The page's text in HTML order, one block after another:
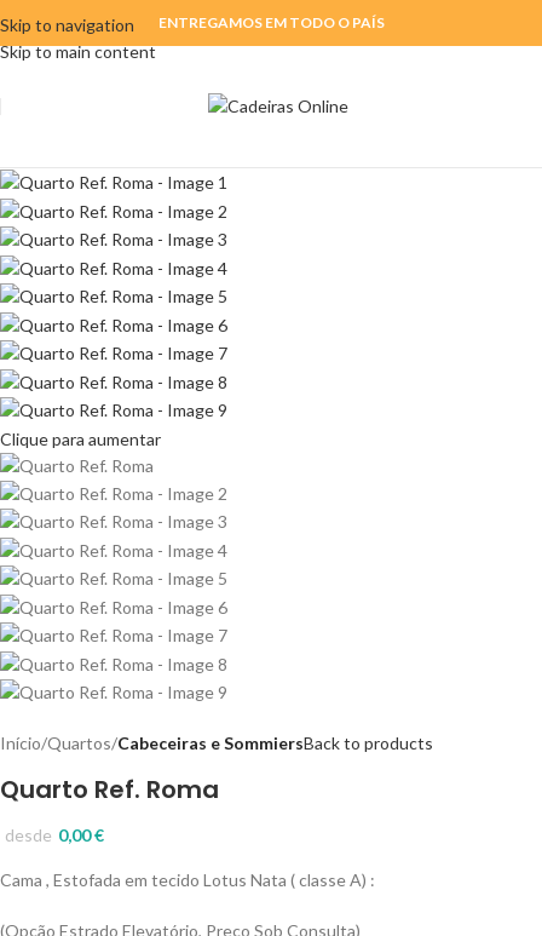
Skip to navigation
Skip to main content
ENTREGAMOS EM TODO O PAÍS
Clique para aumentar
Início Quartos Cabeceiras e SommiersBack to products
Quarto Ref. Roma
0,00€
desde
Cama , Estofada em tecido Lotus Nata ( classe A) :
(Opção Estrado Elevatório, Preço Sob Consulta)